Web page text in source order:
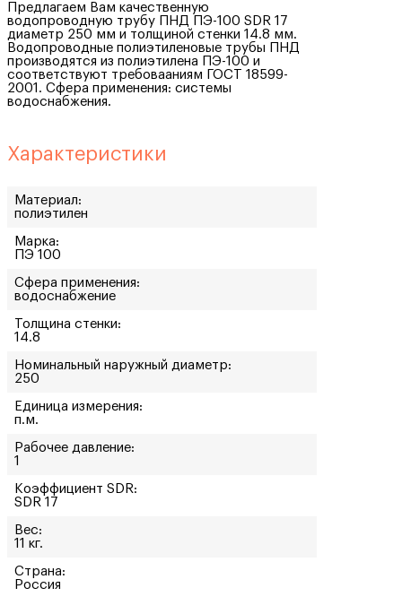
Предлагаем Вам качественную
водопроводную трубу ПНД ПЭ-100 SDR 17
диаметр 250 мм и толщиной стенки 14.8 мм.
Водопроводные полиэтиленовые трубы ПНД
производятся из полиэтилена ПЭ-100 и
соответствуют требовааниям ГОСТ 18599-
2001. Сфера применения: системы
водоснабжения.
Характеристики
Материал:
полиэтилен
Марка:
ПЭ 100
Сфера применения:
водоснабжение
Толщина стенки:
14.8
Номинальный наружный диаметр:
250
Единица измерения:
п.м.
Рабочее давление:
1
Коэффициент SDR:
SDR 17
Вес:
11 кг.
Страна:
Россия